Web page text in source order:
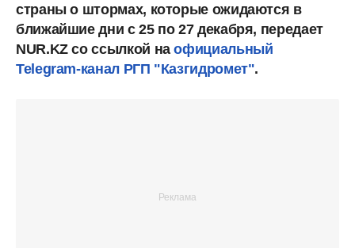
страны о штормах, которые ожидаются в
ближайшие дни с 25 по 27 декабря, передает
NUR.KZ со ссылкой наофициальный
Telegram-канал РГП "Казгидромет".